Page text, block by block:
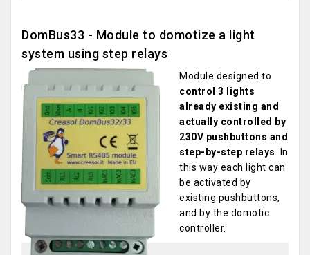
DomBus33 - Module to domotize a light
system using step relays
Module designed to
control 3 lights
already existing and
actually controlled by
230V pushbuttons and
step-by-step relays. In
this way each light can
be activated by
existing pushbuttons,
and by the domotic
controller.